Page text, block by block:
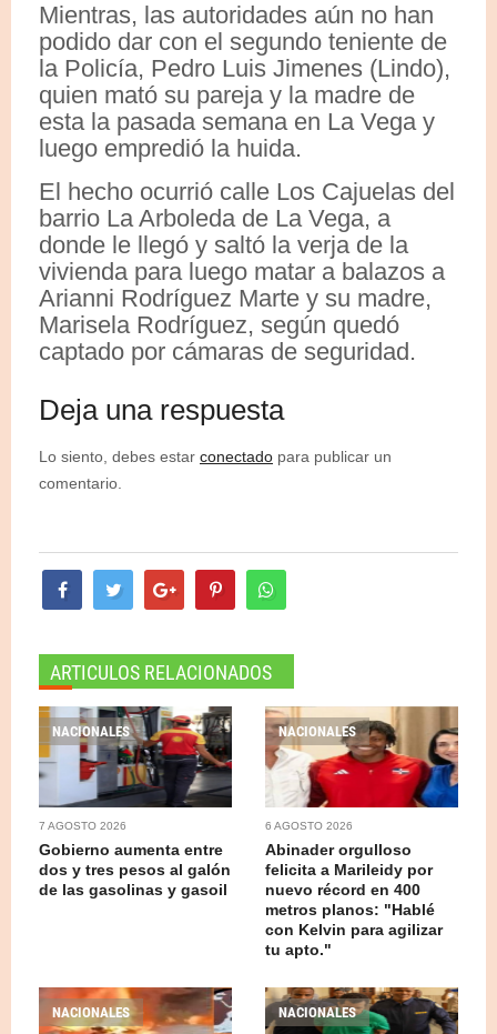
Mientras, las autoridades aún no han
podido dar con el segundo teniente de
la Policía, Pedro Luis Jimenes (Lindo),
quien mató su pareja y la madre de
esta la pasada semana en La Vega y
luego empredió la huida.
El hecho ocurrió calle Los Cajuelas del
barrio La Arboleda de La Vega, a
donde le llegó y saltó la verja de la
vivienda para luego matar a balazos a
Arianni Rodríguez Marte y su madre,
Marisela Rodríguez, según quedó
captado por cámaras de seguridad.
Deja una respuesta
Lo siento, debes estar conectado para publicar un
comentario.
ARTICULOS RELACIONADOS
NACIONALES
7 AGOSTO 2026
Gobierno aumenta entre
dos y tres pesos al galón
de las gasolinas y gasoil
NACIONALES
6 AGOSTO 2026
Abinader orgulloso
felicita a Marileidy por
nuevo récord en 400
metros planos: "Hablé
con Kelvin para agilizar
tu apto."
NACIONALES NACIONALES